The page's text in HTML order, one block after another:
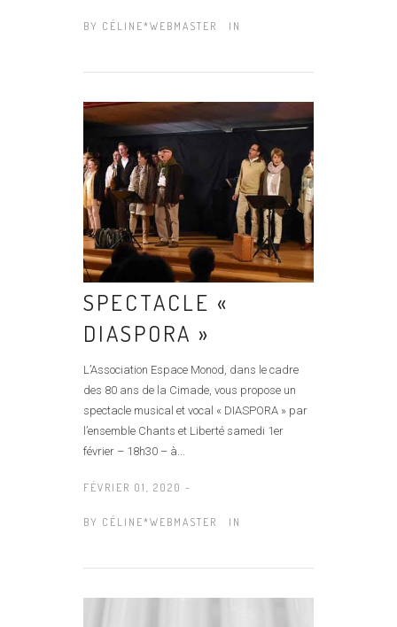
BY CÉLINE*WEBMASTER IN
SPECTACLE «
DIASPORA »
L’Association Espace Monod, dans le cadre
des 80 ans de la Cimade, vous propose un
spectacle musical et vocal « DIASPORA » par
l’ensemble Chants et Liberté samedi 1er
février – 18h30 – à...
FÉVRIER 01, 2020 -
BY CÉLINE*WEBMASTER IN